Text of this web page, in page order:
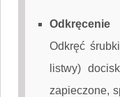
Odkręcenie
Odkręć
listwy)
zapieczone,